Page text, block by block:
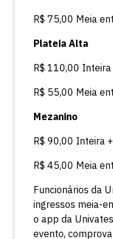
R$ 75,00 Meia
Plateia Alta
R$ 110,00 Inteira
R$ 55,00 Meia
Mezanino
R$ 90,00 Inteira
R$ 45,00 Meia
Funcionários da
ingressos meia-
o app da
evento,